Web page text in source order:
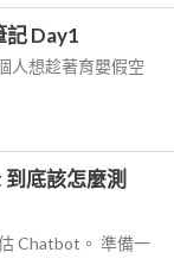
Day1
人想趁著育嬰假空
底該怎麼測
Chatbot。 準備一